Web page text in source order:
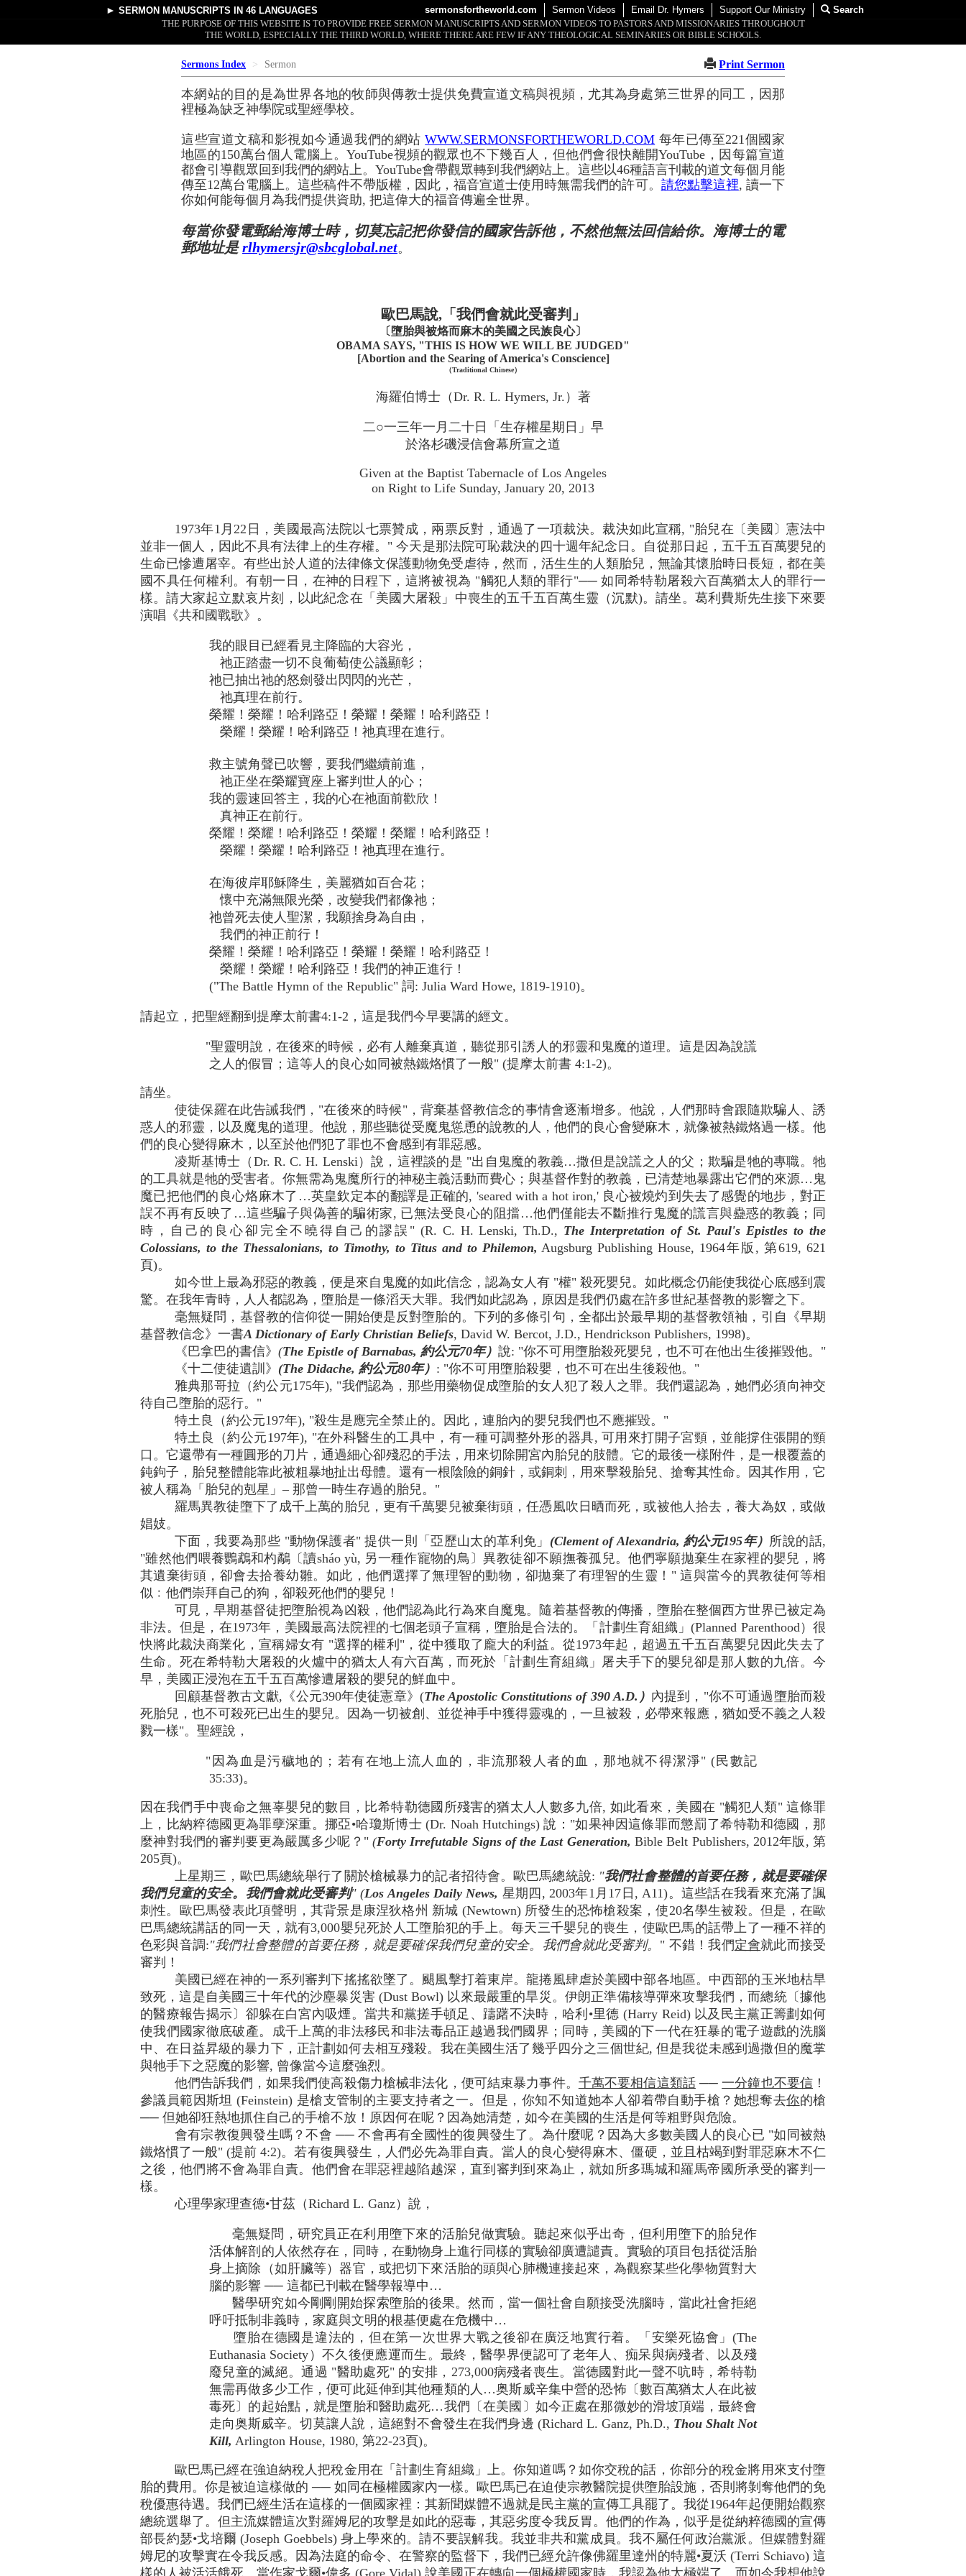
► SERMON MANUSCRIPTS IN 46 LANGUAGES sermonsfortheworld.com Sermon Videos Email Dr. Hymers Support Our Ministry
Search
THE PURPOSE OF THIS WEBSITE IS TO PROVIDE FREE SERMON MANUSCRIPTS AND SERMON VIDEOS TO PASTORS AND MISSIONARIES THROUGHOUT
THE WORLD, ESPECIALLY THE THIRD WORLD, WHERE THERE ARE FEW IF ANY THEOLOGICAL SEMINARIES OR BIBLE SCHOOLS.
Sermons Index Sermon Print Sermon
本網站的目的是為世界各地的牧師與傳教士提供免費宣道文稿與視頻，尤其為身處第三世界的同工，因那
裡極為缺乏神學院或聖經學校。
這些宣道文稿和影視如今通過我們的網站WWW.SERMONSFORTHEWORLD.COM 每年已傳至221個國家
地區的150萬台個人電腦上。YouTube視頻的觀眾也不下幾百人，但他們會很快離開YouTube，因每篇宣道
都會引導觀眾回到我們的網站上。YouTube會帶觀眾轉到我們網站上。這些以46種語言刊載的道文每個月能
傳至12萬台電腦上。這些稿件不帶版權，因此，福音宣道士使用時無需我們的許可。 請您點擊這裡, 讀一下
你如何能每個月為我們提供資助, 把這偉大的福音傳遍全世界。
每當你發電郵給海博士時，切莫忘記把你發信的國家告訴他，不然他無法回信給你。海博士的電
郵地址是rlhymersjr@sbcglobal.net。
歐巴馬說,「我們會就此受審判」
〔墮胎與被烙而麻木的美國之民族良心〕
OBAMA SAYS, "THIS IS HOW WE WILL BE JUDGED"
[Abortion and the Searing of America's Conscience]
（Traditional Chinese）
海羅伯博士（Dr. R. L. Hymers, Jr.）著
二○一三年一月二十日「生存權星期日」早
於洛杉磯浸信會幕所宣之道
Given at the Baptist Tabernacle of Los Angeles
on Right to Life Sunday, January 20, 2013
1973年1月22日，美國最高法院以七票贊成，兩票反對，通過了一項裁決。裁決如此宣稱, "胎兒在〔美國〕憲法中
並非一個人，因此不具有法律上的生存權。" 今天是那法院可恥裁決的四十週年紀念日。自從那日起，五千五百萬嬰兒的
生命已慘遭屠宰。有些出於人道的法律條文保護動物免受虐待，然而，活生生的人類胎兒，無論其懷胎時日長短，都在美
國不具任何權利。有朝一日，在神的日程下，這將被視為 "觸犯人類的罪行"── 如同希特勒屠殺六百萬猶太人的罪行一
樣。請大家起立默哀片刻，以此紀念在「美國大屠殺」中喪生的五千五百萬生靈（沉默)。請坐。葛利費斯先生接下來要
演唱《共和國戰歌》。
我的眼目已經看見主降臨的大容光，
祂正踏盡一切不良葡萄使公議顯彰；
祂已抽出祂的怒劍發出閃閃的光芒，
祂真理在前行。
榮耀！榮耀！哈利路亞！榮耀！榮耀！哈利路亞！
榮耀！榮耀！哈利路亞！祂真理在進行。
救主號角聲已吹響，要我們繼續前進，
祂正坐在榮耀寶座上審判世人的心；
我的靈速回答主，我的心在祂面前歡欣！
真神正在前行。
榮耀！榮耀！哈利路亞！榮耀！榮耀！哈利路亞！
榮耀！榮耀！哈利路亞！祂真理在進行。
在海彼岸耶穌降生，美麗猶如百合花；
懷中充滿無限光榮，改變我們都像祂；
祂曾死去使人聖潔，我願捨身為自由，
我們的神正前行！
榮耀！榮耀！哈利路亞！榮耀！榮耀！哈利路亞！
榮耀！榮耀！哈利路亞！我們的神正進行！
("The Battle Hymn of the Republic" 詞: Julia Ward Howe, 1819-1910)。
請起立，把聖經翻到提摩太前書4:1-2，這是我們今早要講的經文。
"聖靈明說，在後來的時候，必有人離棄真道，聽從那引誘人的邪靈和鬼魔的道理。這是因為說謊
之人的假冒；這等人的良心如同被熱鐵烙慣了一般" (提摩太前書 4:1-2)。
請坐。
使徒保羅在此告誡我們，"在後來的時候"，背棄基督教信念的事情會逐漸增多。他說，人們那時會跟隨欺騙人、誘
惑人的邪靈，以及魔鬼的道理。他說，那些聽從受魔鬼慫恿的說教的人，他們的良心會變麻木，就像被熱鐵烙過一樣。他
們的良心變得麻木，以至於他們犯了罪也不會感到有罪惡感。
凌斯基博士（Dr. R. C. H. Lenski）說，這裡談的是 "出自鬼魔的教義…撒但是說謊之人的父；欺騙是牠的專職。牠
的工具就是牠的受害者。你無需為鬼魔所行的神秘主義活動而費心；與基督作對的教義，已清楚地暴露出它們的來源…鬼
魔已把他們的良心烙麻木了…英皇欽定本的翻譯是正確的, 'seared with a hot iron,' 良心被燒灼到失去了感覺的地步，對正
誤不再有反映了…這些騙子與偽善的騙術家, 已無法受良心的阻擋…他們僅能去不斷推行鬼魔的謊言與蠱惑的教義；同
時，自己的良心卻完全不曉得自己的謬誤" (R. C. H. Lenski, Th.D., The Interpretation of St. Paul's Epistles to the
Colossians, to the Thessalonians, to Timothy, to Titus and to Philemon, Augsburg Publishing House, 1964年版, 第619, 621
頁)。
如今世上最為邪惡的教義，便是來自鬼魔的如此信念，認為女人有 "權" 殺死嬰兒。如此概念仍能使我從心底感到震
驚。在我年青時，人人都認為，墮胎是一條滔天大罪。我們如此認為，原因是我們仍處在許多世紀基督教的影響之下。
毫無疑問，基督教的信仰從一開始便是反對墮胎的。下列的多條引句，全都出於最早期的基督教領袖，引自《早期
基督教信念》一書A Dictionary of Early Christian Beliefs, David W. Bercot, J.D., Hendrickson Publishers, 1998)。
《巴拿巴的書信》 (The Epistle of Barnabas, 約公元70年） 說: "你不可用墮胎殺死嬰兒，也不可在他出生後摧毀他。"
《十二使徒遺訓》 (The Didache, 約公元80年） : "你不可用墮胎殺嬰，也不可在出生後殺他。"
雅典那哥拉（約公元175年), "我們認為，那些用藥物促成墮胎的女人犯了殺人之罪。我們還認為，她們必須向神交
待自己墮胎的惡行。"
特土良（約公元197年), "殺生是應完全禁止的。因此，連胎內的嬰兒我們也不應摧毀。"
特土良（約公元197年), "在外科醫生的工具中，有一種可調整外形的器具, 可用來打開子宮頸，並能撐住張開的頸
口。它還帶有一種圓形的刀片，通過細心卻殘忍的手法，用來切除開宮內胎兒的肢體。它的最後一樣附件，是一根覆蓋的
鈍鉤子，胎兒整體能靠此被粗暴地扯出母體。還有一根陰險的銅針，或銅刺，用來擊殺胎兒、搶奪其性命。因其作用，它
被人稱為「胎兒的剋星」– 那曾一時生存過的胎兒。"
羅馬異教徒墮下了成千上萬的胎兒，更有千萬嬰兒被棄街頭，任憑風吹日晒而死，或被他人拾去，養大為奴，或做
娼妓。
下面，我要為那些 "動物保護者" 提供一則「亞歷山太的革利免」 (Clement of Alexandria, 約公元195年） 所說的話,
"雖然他們喂養鸚鵡和杓鷸〔讀sháo yù, 另一種作寵物的鳥〕異教徒卻不願撫養孤兒。他們寧願拋棄生在家裡的嬰兒，將
其遺棄街頭，卻會去拾養幼雛。如此，他們選擇了無理智的動物，卻拋棄了有理智的生靈！" 這與當今的異教徒何等相
似﹕他們崇拜自己的狗，卻殺死他們的嬰兒！
可見，早期基督徒把墮胎視為凶殺，他們認為此行為來自魔鬼。隨着基督教的傳播，墮胎在整個西方世界已被定為
非法。但是，在1973年，美國最高法院裡的七個老頭子宣稱，墮胎是合法的。「計劃生育組織」(Planned Parenthood）很
快將此裁決商業化，宣稱婦女有 "選擇的權利"，從中獲取了龐大的利益。從1973年起，超過五千五百萬嬰兒因此失去了
生命。死在希特勒大屠殺的火爐中的猶太人有六百萬，而死於「計劃生育組織」屠夫手下的嬰兒卻是那人數的九倍。今
早，美國正浸泡在五千五百萬慘遭屠殺的嬰兒的鮮血中。
回顧基督教古文獻,《公元390年使徒憲章》(The Apostolic Constitutions of 390 A.D.） 內提到，"你不可通過墮胎而殺
死胎兒，也不可殺死已出生的嬰兒。因為一切被創、並從神手中獲得靈魂的，一旦被殺，必帶來報應，猶如受不義之人殺
戮一樣"。聖經說，
"因為血是污穢地的；若有在地上流人血的，非流那殺人者的血，那地就不得潔淨" (民數記
35:33)。
因在我們手中喪命之無辜嬰兒的數目，比希特勒德國所殘害的猶太人人數多九倍, 如此看來，美國在 "觸犯人類" 這條罪
上，比納粹德國更為罪孽深重。挪亞•哈瓊斯博士 (Dr. Noah Hutchings) 說："如果神因這條罪而懲罰了希特勒和德國，那
麼神對我們的審判要更為嚴厲多少呢？"(Forty Irrefutable Signs of the Last Generation, Bible Belt Publishers, 2012年版, 第
205頁)。
上星期三，歐巴馬總統舉行了關於槍械暴力的記者招待會。歐巴馬總統說: "我們社會整體的首要任務，就是要確保
我們兒童的安全。我們會就此受審判" (Los Angeles Daily News, 星期四, 2003年1月17日, A11)。這些話在我看來充滿了諷
刺性。歐巴馬發表此項聲明，其背景是康涅狄格州 新城 (Newtown) 所發生的恐怖槍殺案，使20名學生被殺。但是，在歐
巴馬總統講話的同一天，就有3,000嬰兒死於人工墮胎犯的手上。每天三千嬰兒的喪生，使歐巴馬的話帶上了一種不祥的
色彩與音調:"我們社會整體的首要任務，就是要確保我們兒童的安全。我們會就此受審判。 " 不錯！我們定會就此而接受
審判！
美國已經在神的一系列審判下搖搖欲墜了。颶風擊打着東岸。龍捲風肆虐於美國中部各地區。中西部的玉米地枯旱
致死，這是自美國三十年代的沙塵暴災害 (Dust Bowl) 以來最嚴重的旱災。伊朗正準備核導彈來攻擊我們，而總統〔據他
的醫療報告揭示〕卻躲在白宮內吸煙。當共和黨搓手頓足、躊躇不決時，哈利•里德 (Harry Reid) 以及民主黨正籌劃如何
使我們國家徹底破產。成千上萬的非法移民和非法毒品正越過我們國界；同時，美國的下一代在狂暴的電子遊戲的洗腦
中、在日益昇級的暴力下，正計劃如何去相互殘殺。我在美國生活了幾乎四分之三個世紀, 但是我從未感到過撒但的魔掌
與牠手下之惡魔的影響, 曾像當今這麼強烈。
他們告訴我們，如果我們使高殺傷力槍械非法化，便可結束暴力事件。 千萬不要相信這類話──一分鐘也不要信 ！
參議員範因斯坦 (Feinstein) 是槍支管制的主要支持者之一。但是，你知不知道她本人卻着帶自動手槍？她想奪去你的槍
── 但她卻狂熱地抓住自己的手槍不放！原因何在呢？因為她清楚，如今在美國的生活是何等粗野與危險。
會有宗教復興發生嗎？不會 ── 不會再有全國性的復興發生了。為什麼呢？因為大多數美國人的良心已 "如同被熱
鐵烙慣了一般" (提前 4:2)。若有復興發生，人們必先為罪自責。當人的良心變得麻木、僵硬，並且枯竭到對罪惡麻木不仁
之後，他們將不會為罪自責。他們會在罪惡裡越陷越深，直到審判到來為止，就如所多瑪城和羅馬帝國所承受的審判一
樣。
心理學家理查德•甘茲（Richard L. Ganz）說，
毫無疑問，研究員正在利用墮下來的活胎兒做實驗。聽起來似乎出奇，但利用墮下的胎兒作
活体解剖的人依然存在，同時，在動物身上進行同樣的實驗卻廣遭譴責。實驗的項目包括從活胎
身上摘除（如肝臟等）器官，或把切下來活胎的頭與心肺機連接起來，為觀察某些化學物質對大
腦的影響 ── 這都已刊載在醫學報導中…
醫學研究如今剛剛開始探索墮胎的後果。然而，當一個社會自願接受洗腦時，當此社會拒絕
呼吁抵制非義時，家庭與文明的根基便處在危機中…
墮胎在德國是違法的，但在第一次世界大戰之後卻在廣泛地實行着。「安樂死協會」(The
Euthanasia Society）不久後便應運而生。最終，醫學界便認可了老年人、痴呆與病殘者、以及殘
廢兒童的滅絕。通過 "醫助處死" 的安排，273,000病殘者喪生。當德國對此一聲不吭時，希特勒
無需再做多少工作，便可此延伸到其他種類的人…奥斯威辛集中營的恐怖〔數百萬猶太人在此被
毒死〕的起始點，就是墮胎和醫助處死…我們〔在美國〕如今正處在那微妙的滑坡頂端，最終會
走向奥斯威辛。切莫讓人說，這絕對不會發生在我們身邊 (Richard L. Ganz, Ph.D., Thou Shalt Not
Kill, Arlington House, 1980, 第22-23頁)。
歐巴馬已經在強迫納稅人把稅金用在「計劃生育組織」上。你知道嗎？如你交稅的話，你部分的稅金將用來支付墮
胎的費用。你是被迫這樣做的 ── 如同在極權國家內一樣。歐巴馬已在迫使宗教醫院提供墮胎設施，否則將剝奪他們的免
稅優惠待遇。我們已經生活在這樣的一個國家裡：其新聞媒體不過就是民主黨的宣傳工具罷了。我從1964年起便開始觀察
總統選舉了。但主流媒體這次對羅姆尼的攻擊是如此的惡毒，其惡劣度令我反胃。他們的作為，似乎是從納粹德國的宣傳
部長約瑟•戈培爾 (Joseph Goebbels) 身上學來的。請不要誤解我。我並非共和黨成員。我不屬任何政治黨派。但媒體對羅
姆尼的攻擊實在令我反感。因為法庭的命令、在警察的監督下，我們已經允許像佛羅里達州的特麗•夏沃 (Terri Schiavo) 這
樣的人被活活餓死。當作家戈爾•偉多 (Gore Vidal) 說美國正在轉向一個極權國家時，我認為他太極端了。而如今我想他說